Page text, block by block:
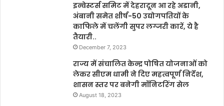
इन्वेस्टर्स समिट में देहरादून आ रहे अडानी,
अंबानी समेत शीर्ष-50 उद्योगपतियों के
काफिले में चलेंगी सुपर लग्जरी कारें, ये है
तैयारी..
December 7, 2023
राज्य में संचालित केन्द्र पोषित योजनाओं को
लेकर सीएम धामी ने दिए महत्वपूर्ण निर्देश,
शासन स्तर पर बनेगी मॉनिटरिंग सेल
August 18, 2023